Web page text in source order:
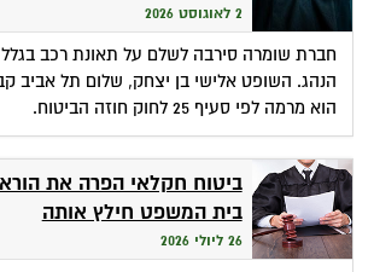
2 לאוגוסט 2026
חברת שומרה סירבה לשלם על תאונת רכב
הנהג. השופט אלישי בן יצחק, שלום תל אביב
הוא מרמה לפי סעיף 25 לחוק חוזה הביטוח.
ביטוח חקלאי הפרה את
בית המשפט חילץ אותה
26 ליולי 2026